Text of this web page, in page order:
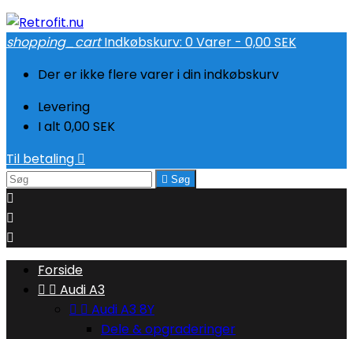
shopping_cart Indkøbskurv: 0Varer - 0,00 SEK
Der er ikke flere varer i din indkøbskurv
Levering
I alt 0,00 SEK
Til betaling 
 Søg



Forside
  Audi A3
  Audi A3 8Y
Dele & opgraderinger